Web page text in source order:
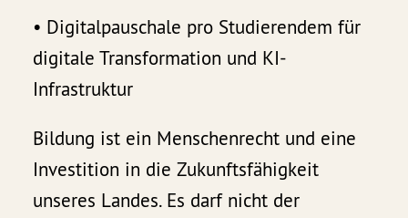
• Digitalpauschale pro Studierendem für
digitale Transformation und KI-
Infrastruktur
Bildung ist ein Menschenrecht und eine
Investition in die Zukunftsfähigkeit
unseres Landes. Es darf nicht der